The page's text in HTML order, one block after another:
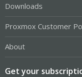
Downloads
Proxmox Customer
About
Get your